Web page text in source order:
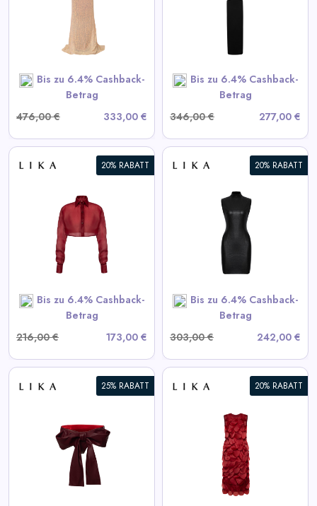
Bis zu 6.4% Cashback-
Betrag
476,00 €
333,00 €
Bis zu 6.4% Cashback-
Betrag
346,00 €
277,00 €
View All LIKA Deals
SHOP NOW
20% RABATT
Bis zu 6.4% Cashback-
Betrag
216,00 €
173,00 €
20% RABATT
Bis zu 6.4% Cashback-
Betrag
303,00 €
242,00 €
Schwarzes strukturiertes Mini-
View All LIKA Deals
SHOP NOW
25% RABATT 20% RABATT
Bordeaux Kleid mit
voluminösen Elementen
View All LIKA Deals